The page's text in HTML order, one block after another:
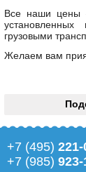
Все наши цены
грузовыми
Желаем вам
+7 (495) 221-
+7 (985) 923-